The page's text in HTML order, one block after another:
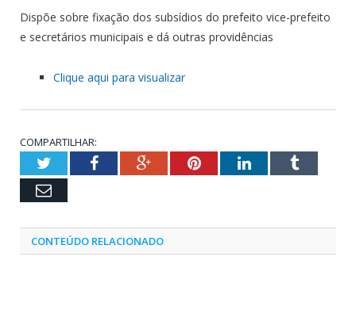
Dispõe sobre fixação dos subsídios do prefeito vice-prefeito
e secretários municipais e dá outras providências
Clique aqui para visualizar
COMPARTILHAR:
TwitterFacebookGoogle+PinterestLinkedInTumblr
Email
CONTEÚDO RELACIONADO